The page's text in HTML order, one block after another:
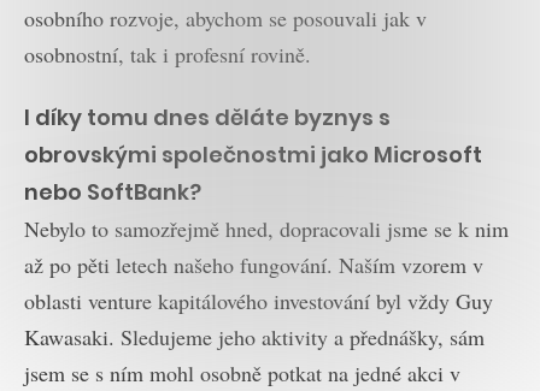
osobního rozvoje, abychom se posouvali jak v
osobnostní, tak i profesní rovině.
I díky tomu dnes děláte byznys s
obrovskými společnostmi jako Microsoft
nebo SoftBank?
Nebylo to samozřejmě hned, dopracovali jsme se k nim
až po pěti letech našeho fungování. Naším vzorem v
oblasti venture kapitálového investování byl vždy Guy
Kawasaki. Sledujeme jeho aktivity a přednášky, sám
jsem se s ním mohl osobně potkat na jedné akci v